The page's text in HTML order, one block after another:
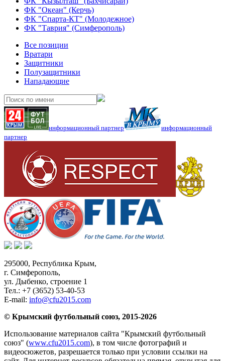
ФК "Океан" (Керчь)
ФК "Спарта-КТ" (Молодежное)
ФК "Таврия" (Симферополь)
Все позиции
Вратари
Защитники
Полузащитники
Нападающие
информационный партнер
информационный
партнер
295000, Республика Крым,
г. Симферополь,
ул. Дыбенко, строение 1
Тел.: +7 (3652) 53-40-53
E-mail: info@cfu2015.com
© Крымский футбольный союз, 2015-2026
Использование материалов сайта "Крымский футбольный
союз" (www.cfu2015.com), в том числе фотографий и
видеосюжетов, разрешается только при условии ссылки на